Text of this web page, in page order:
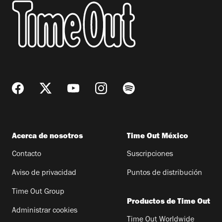
Acerca de nosotros
Contacto
Aviso de privacidad
Time Out Group
Administrar cookies
Time Out México
Suscripciones
Puntos de distribución
Productos de Time Out
Time Out Worldwide